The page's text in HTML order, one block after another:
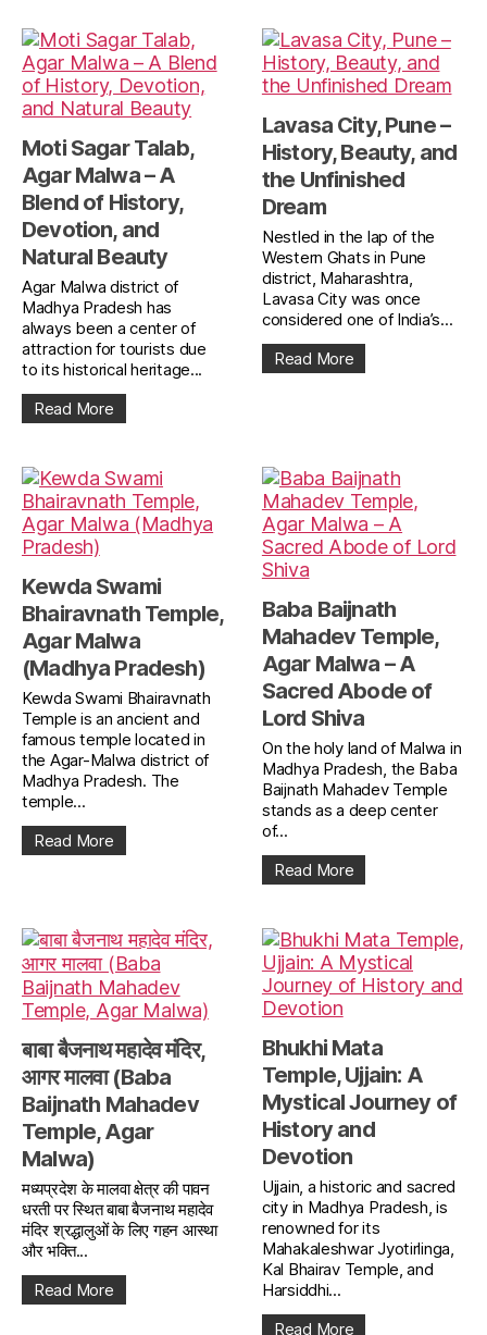
Moti Sagar Talab,
Agar Malwa – A
Blend of History,
Devotion, and
Natural Beauty
Agar Malwa district of
Madhya Pradesh has
always been a center of
attraction for tourists due
to its historical heritage...
Read More
Lavasa City, Pune –
History, Beauty, and
the Unfinished
Dream
Nestled in the lap of the
Western Ghats in Pune
district, Maharashtra,
Lavasa City was once
considered one of India’s...
Read More
Kewda Swami
Bhairavnath Temple,
Agar Malwa
(Madhya Pradesh)
Kewda Swami Bhairavnath
Temple is an ancient and
famous temple located in
the Agar-Malwa district of
Madhya Pradesh. The
temple...
Read More
Baba Baijnath
Mahadev Temple,
Agar Malwa – A
Sacred Abode of
Lord Shiva
On the holy land of Malwa in
Madhya Pradesh, the Baba
Baijnath Mahadev Temple
stands as a deep center
of...
Read More
बाबा बैजनाथ महादेव मंदिर,
आगर मालवा (Baba
Baijnath Mahadev
Temple, Agar
Malwa)
मध्यप्रदेश के मालवा क्षेत्र की पावन
धरती पर स्थित बाबा बैजनाथ महादेव
मंदिर श्रद्धालुओं के लिए गहन आस्था
और भक्ति...
Read More
Bhukhi Mata
Temple, Ujjain: A
Mystical Journey of
History and
Devotion
Ujjain, a historic and sacred
city in Madhya Pradesh, is
renowned for its
Mahakaleshwar Jyotirlinga,
Kal Bhairav Temple, and
Harsiddhi...
Read More